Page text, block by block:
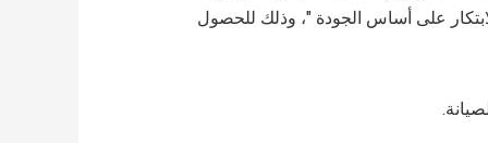
على أساس الجودة "، وذلك للحصول